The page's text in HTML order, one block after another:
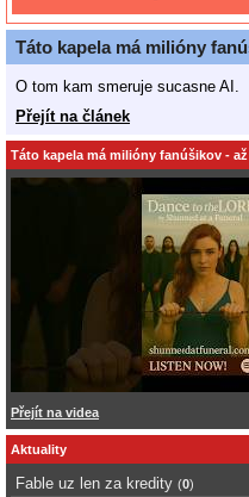
Táto kapela má milióny
O tom kam smeruje sucasne AI.
Přejít na článek
Táto kapela má milióny fanúšikov -
Přejít na videa
Aktuality
Fable uz len za kredity (0)